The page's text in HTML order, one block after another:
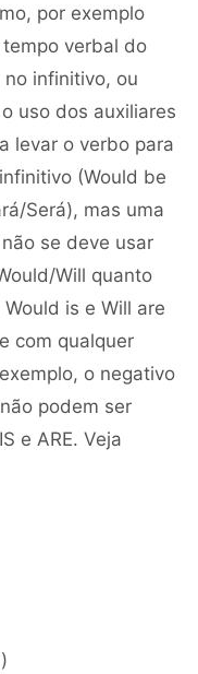
por exemplo
verbal do
no infinitivo, ou
uso dos auxiliares
levar o verbo para
(Would be
Será), mas uma
se deve usar
Will quanto
is e Will are
com qualquer
o negativo
podem ser
e ARE. Veja